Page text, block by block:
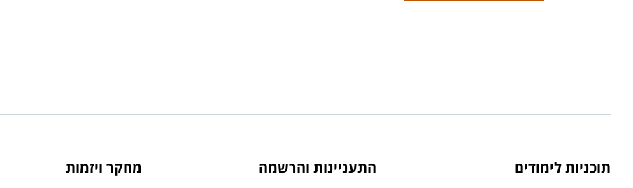
תוכניות לימודים התעניינות והרשמה מחקר ויזמות